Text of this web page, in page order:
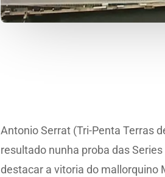
Antonio Serrat (Tri-Penta Terras
resultado nunha proba das
destacar a vitoria do mallorquino